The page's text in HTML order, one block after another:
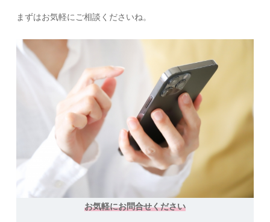
まずはお気軽にご相談くださいね。
お気軽にお問合せください